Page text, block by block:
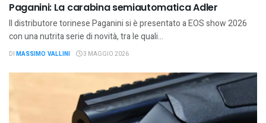
Paganini: La carabina semiautomatica Adler
Il distributore torinese Paganini si è presentato a EOS show 2026
con una nutrita serie di novità, tra le quali...
DI MASSIMO VALLINI 3 MAGGIO 2026